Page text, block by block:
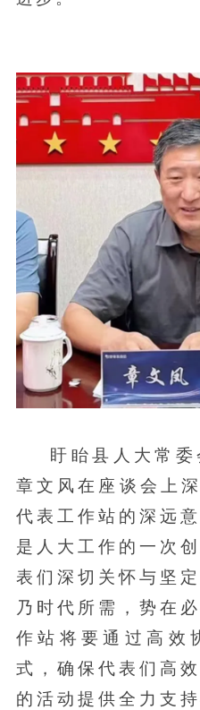
盱眙县人大常
章文风在座谈会上
代表工作站的深远
是人大工作的一次
表们深切关怀与坚
乃时代所需，势在
作站将要通过高效
式，确保代表们高
的活动提供全力支